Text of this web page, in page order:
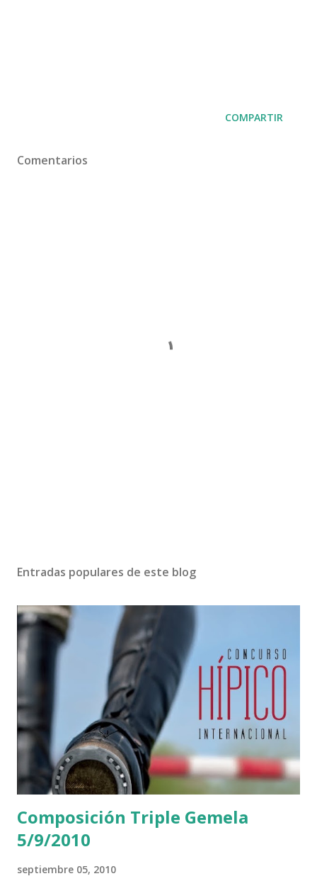
COMPARTIR
Comentarios
Entradas populares de este blog
Composición Triple Gemela
5/9/2010
septiembre 05, 2010